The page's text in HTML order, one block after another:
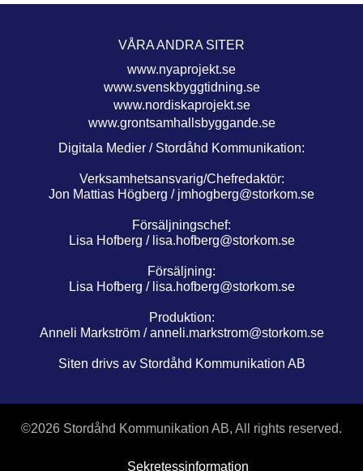
VÅRA ANDRA SITER
www.nyaprojekt.se
www.svenskbyggtidning.se
www.nordiskaprojekt.se
www.grontsamhallsbyggande.se
Digitala Medier / Stordåhd Kommunikation:
Verksamhetsansvarig/Chefredaktör:
Jon Mattias Högberg / jmhogberg@storkom.se
Försäljningschef:
Lisa Hofberg / lisa.hofberg@storkom.se
Försäljning:
Lisa Hofberg / lisa.hofberg@storkom.se
Produktion:
Anneli Markström /anneli.markstrom@storkom.se
Siten drivs av Stordåhd Kommunikation AB
©2026 Stordåhd Kommunikation AB, All rights reserved.
Sekretessinformation